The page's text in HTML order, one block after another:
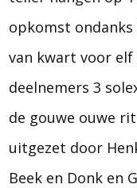
opkomst ondanks
van kwart voor
deelnemers 3
de gouwe ouwe
uitgezet door
Beek en Donk en